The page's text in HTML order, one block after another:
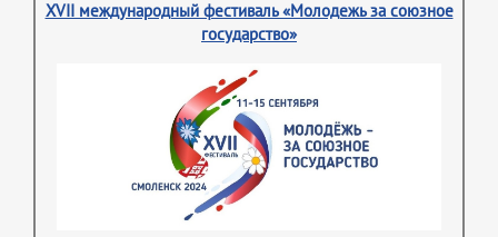
XVII международный фестиваль «Молодежь за союзное
государство»